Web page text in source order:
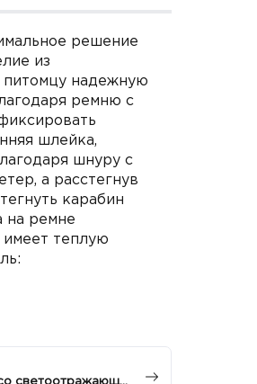
решение
из
питомцу надежную
ремню с
шлейка,
шнуру с
а расстегнув
карабин
на ремне
имеет теплую
светоотражающей